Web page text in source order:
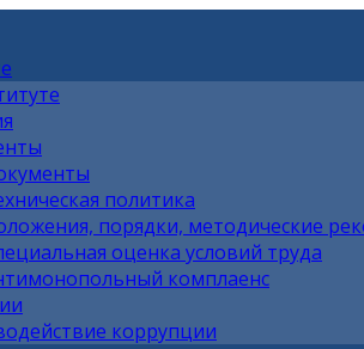
политика
порядки, методические
оценка условий труда
комплаенс
коррупции